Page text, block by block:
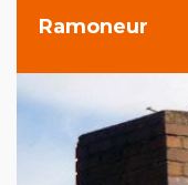
Ramoneur